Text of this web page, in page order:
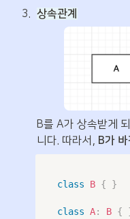
3. 상속관계
B를 A가 상속받게
니다. 따라서, B가
class B { }
class A: B {